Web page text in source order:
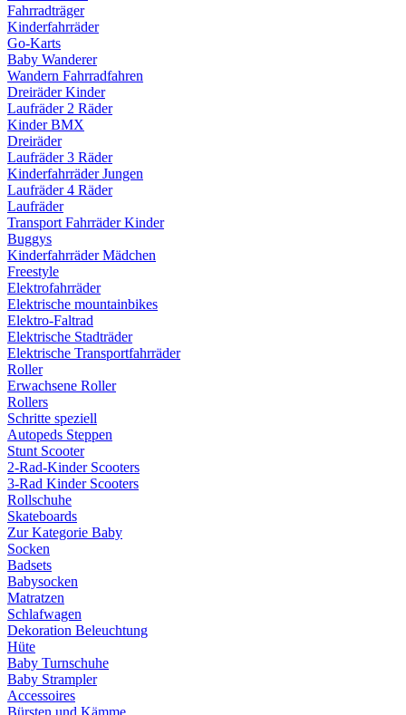
Fahrradträger
Kinderfahrräder
Go-Karts
Baby Wanderer
Wandern Fahrradfahren
Dreiräder Kinder
Laufräder 2 Räder
Kinder BMX
Dreiräder
Laufräder 3 Räder
Kinderfahrräder Jungen
Laufräder 4 Räder
Laufräder
Transport Fahrräder Kinder
Buggys
Kinderfahrräder Mädchen
Freestyle
Elektrofahrräder
Elektrische mountainbikes
Elektro-Faltrad
Elektrische Stadträder
Elektrische Transportfahrräder
Roller
Erwachsene Roller
Rollers
Schritte speziell
Autopeds Steppen
Stunt Scooter
2-Rad-Kinder Scooters
3-Rad Kinder Scooters
Rollschuhe
Skateboards
Zur Kategorie Baby
Socken
Badsets
Babysocken
Matratzen
Schlafwagen
Dekoration Beleuchtung
Hüte
Baby Turnschuhe
Baby Strampler
Accessoires
Bürsten und Kämme